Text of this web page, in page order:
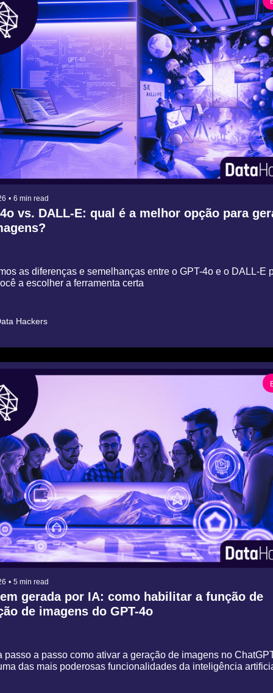
• 6 min read
vs. DALL-E: qual é a melhor opção para
as diferenças e semelhanças entre o GPT-4o e o DALL-E
a escolher a ferramenta certa
Hackers
• 5 min read
gerada por IA: como habilitar a função de
de imagens do GPT-4o
passo a passo como ativar a geração de imagens no
das mais poderosas funcionalidades da inteligência